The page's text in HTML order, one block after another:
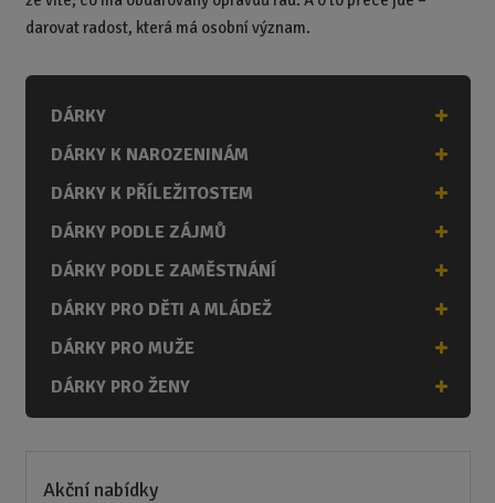
darovat radost, která má osobní význam.
DÁRKY
DÁRKY K NAROZENINÁM
DÁRKY K PŘÍLEŽITOSTEM
DÁRKY PODLE ZÁJMŮ
DÁRKY PODLE ZAMĚSTNÁNÍ
DÁRKY PRO DĚTI A MLÁDEŽ
DÁRKY PRO MUŽE
DÁRKY PRO ŽENY
Akční nabídky